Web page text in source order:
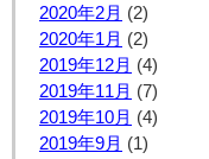
2020年2月 (2)
2020年1月 (2)
2019年12月 (4)
2019年11月 (7)
2019年10月 (4)
2019年9月 (1)